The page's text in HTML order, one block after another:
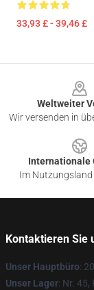
33,93 £ - 39,46 £
Weltweiter
Wir versenden in
Internationale
Im
Kontaktieren Sie
Unser Hauptbüro:
Unser Lager: Nr.